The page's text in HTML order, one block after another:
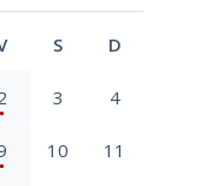
S D
3 4
10 11